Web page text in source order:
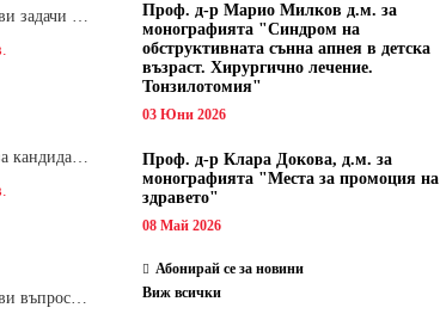
Сборник с тестови задачи за кандидатстудентски изпит по биология върху учебния материал за задължителна и профилирана подготовка, изучаван в средния курс на обучение. Част 2
Тестови задачи за кандидатстудентски изпит по биология. Сборник
Сборник с тестови въпроси за кандидатстудентски изпит по химия. 2022
Проф. д-р Марио Милков д.м. за
монографията "Синдром на
обструктивната сънна апнея в детска
възраст. Хирургично лечение.
Тонзилотомия"
03 Юни 2026
Проф. д-р Клара Докова, д.м. за
монографията "Места за промоция на
здравето"
08 Май 2026
Абонирай се за новини
Виж всички